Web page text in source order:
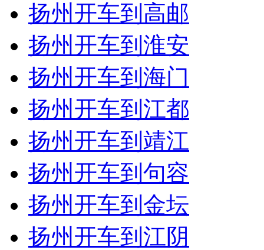
扬州开车到高邮
扬州开车到淮安
扬州开车到海门
扬州开车到江都
扬州开车到靖江
扬州开车到句容
扬州开车到金坛
扬州开车到江阴